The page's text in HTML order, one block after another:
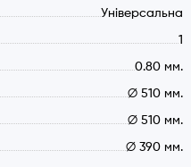
Універсальна
1
0.80 мм.
∅ 510 мм.
∅ 510 мм.
∅ 390 мм.